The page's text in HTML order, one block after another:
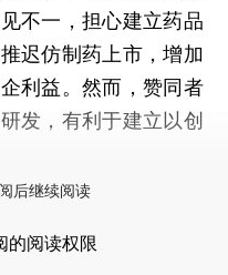
不一，担心建立药品
迟仿制药上市，增加
利益。然而，赞同者
发，有利于建立以创
后继续阅读
的阅读权限